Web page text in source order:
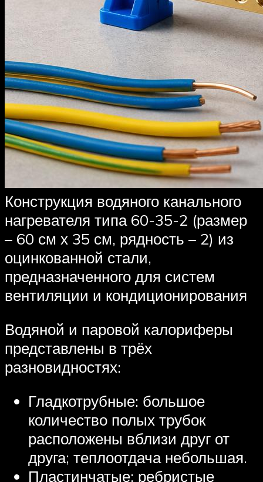
Конструкция водяного канального
нагревателя типа 60-35-2 (размер
– 60 см х 35 см, рядность – 2) из
оцинкованной стали,
предназначенного для систем
вентиляции и кондиционирования
Водяной и паровой калориферы
представлены в трёх
разновидностях:
Гладкотрубные: большое
количество полых трубок
расположены вблизи друг от
друга; теплоотдача небольшая.
Пластинчатые: ребристые